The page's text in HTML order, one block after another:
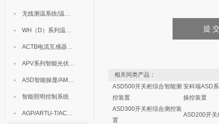
无线测温系统/温度巡检
WH（D）系列温湿度控制器
ACTB电流互感器过电压保护器
APV系列智能光伏汇流箱
ASD智能操显/AM中压保护
智能照明控制系统
AGP/ARTU-T/ACM/ADDC
相关同类产品：
ASD500开关柜综合智能测
控装置
安科瑞ASD
操控装置
ASD300开关柜综合测控装
置
ASD200开关